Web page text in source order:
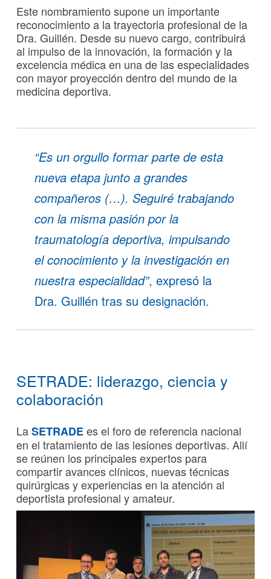
Este nombramiento supone un importante
reconocimiento a la trayectoria profesional de la
Dra. Guillén. Desde su nuevo cargo, contribuirá
al impulso de la innovación, la formación y la
excelencia médica en una de las especialidades
con mayor proyección dentro del mundo de la
medicina deportiva.
“Es un orgullo formar parte de esta
nueva etapa junto a grandes
compañeros (…). Seguiré trabajando
con la misma pasión por la
traumatología deportiva, impulsando
el conocimiento y la investigación en
nuestra especialidad”, expresó la
Dra. Guillén tras su designación.
SETRADE: liderazgo, ciencia y
colaboración
LaSETRADEes el foro de referencia nacional
en el tratamiento de las lesiones deportivas. Allí
se reúnen los principales expertos para
compartir avances clínicos, nuevas técnicas
quirúrgicas y experiencias en la atención al
deportista profesional y amateur.